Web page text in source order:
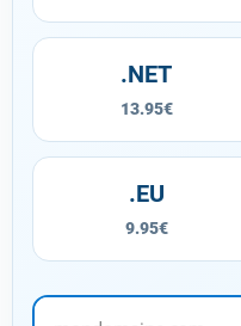
.NET
13.95€
.EU
9.95€
mondomaine.com